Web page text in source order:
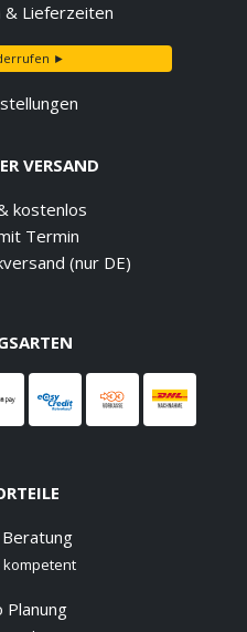
& Lieferzeiten
►
VERSAND
kostenlos
Termin
(nur DE)
Planung